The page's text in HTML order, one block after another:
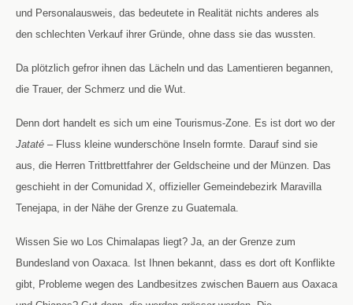
und Personalausweis, das bedeutete in Realität nichts anderes als
den schlechten Verkauf ihrer Gründe, ohne dass sie das wussten.
Da plötzlich gefror ihnen das Lächeln und das Lamentieren begannen,
die Trauer, der Schmerz und die Wut.
Denn dort handelt es sich um eine Tourismus-Zone. Es ist dort wo der
Jataté – Fluss kleine wunderschöne Inseln formte. Darauf sind sie
aus, die Herren Trittbrettfahrer der Geldscheine und der Münzen. Das
geschieht in der Comunidad X, offizieller Gemeindebezirk Maravilla
Tenejapa, in der Nähe der Grenze zu Guatemala.
Wissen Sie wo Los Chimalapas liegt? Ja, an der Grenze zum
Bundesland von Oaxaca. Ist Ihnen bekannt, dass es dort oft Konflikte
gibt, Probleme wegen des Landbesitzes zwischen Bauern aus Oaxaca